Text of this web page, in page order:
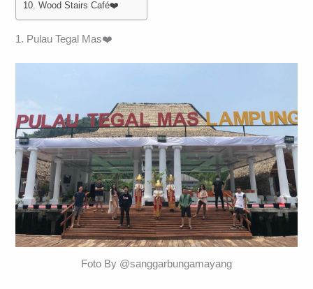
10. Wood Stairs Café❤️
1. Pulau Tegal Mas❤️
Foto By @sanggarbungamayang